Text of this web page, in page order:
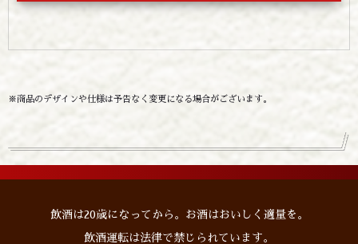
※商品のデザインや仕様は予告なく変更になる場合がございます。
飲酒は20歳になってから。お酒はおいしく適量を。
飲酒運転は法律で禁じられています。